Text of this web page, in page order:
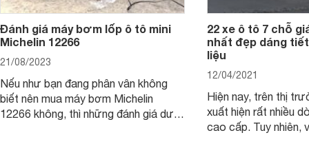
Đánh giá máy bơm lốp ô tô mini
Michelin 12266
21/08/2023
Nếu như bạn đang phân vân không
biết nên mua máy bơm Michelin
12266 không, thì những đánh giá dưới
22 xe ô tô 7 chỗ
nhất đẹp dáng
liệu
12/04/2021
Hiện nay, trên thị
xuất hiện rất nhiều
cao cấp. Tuy nhiên,